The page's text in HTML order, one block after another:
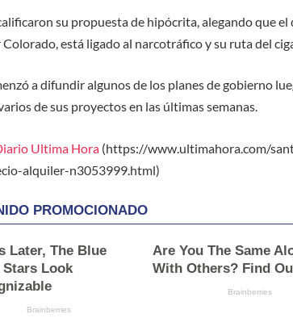
su propuesta de hipócrita, alegando que
está ligado al narcotráfico y su ruta del
a difundir algunos de los planes de gobierno
de sus proyectos en las últimas semanas.
Ultima Hora (https://www.ultimahora.com/
alquiler-n3053999.html)